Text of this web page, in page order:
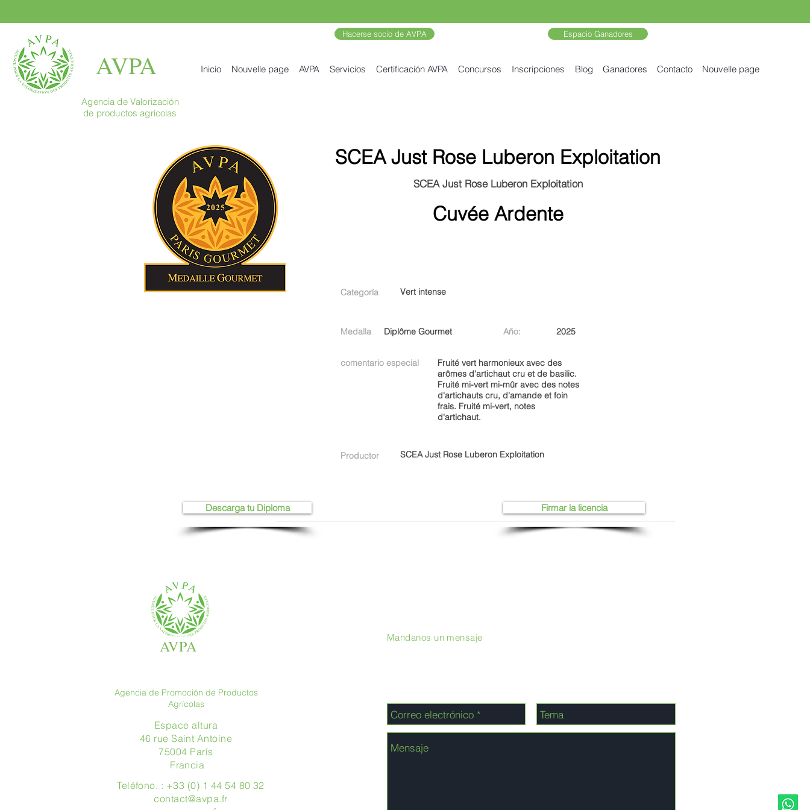
AVPA
Hacerse socio de AVPA Espacio Ganadores
Inicio Nouvelle page AVPA Servicios Certificación AVPA Concursos Inscripciones Blog Ganadores Contacto Nouvelle page
Agencia de Valorización
de productos agrícolas
SCEA Just Rose Luberon Exploitation
SCEA Just Rose Luberon Exploitation
Cuvée Ardente
Categoría Vert intense
Medalla Diplôme Gourmet Año: 2025
comentario especial
Fruité vert harmonieux avec des
arômes d'artichaut cru et de basilic.
Fruité mi-vert mi-mûr avec des notes
d'artichauts cru, d'amande et foin
frais. Fruité mi-vert, notes
d'artichaut.
Productor SCEA Just Rose Luberon Exploitation
Firmar la licencia
Descarga tu Diploma
AVPA
Agencia de Promoción de Productos
Agrícolas
Espace altura
46 rue Saint Antoine
75004 París
​ Francia
Teléfono. : +33 (0) 1 44 54 80 32
contact@avpa.fr
Mandanos un mensaje